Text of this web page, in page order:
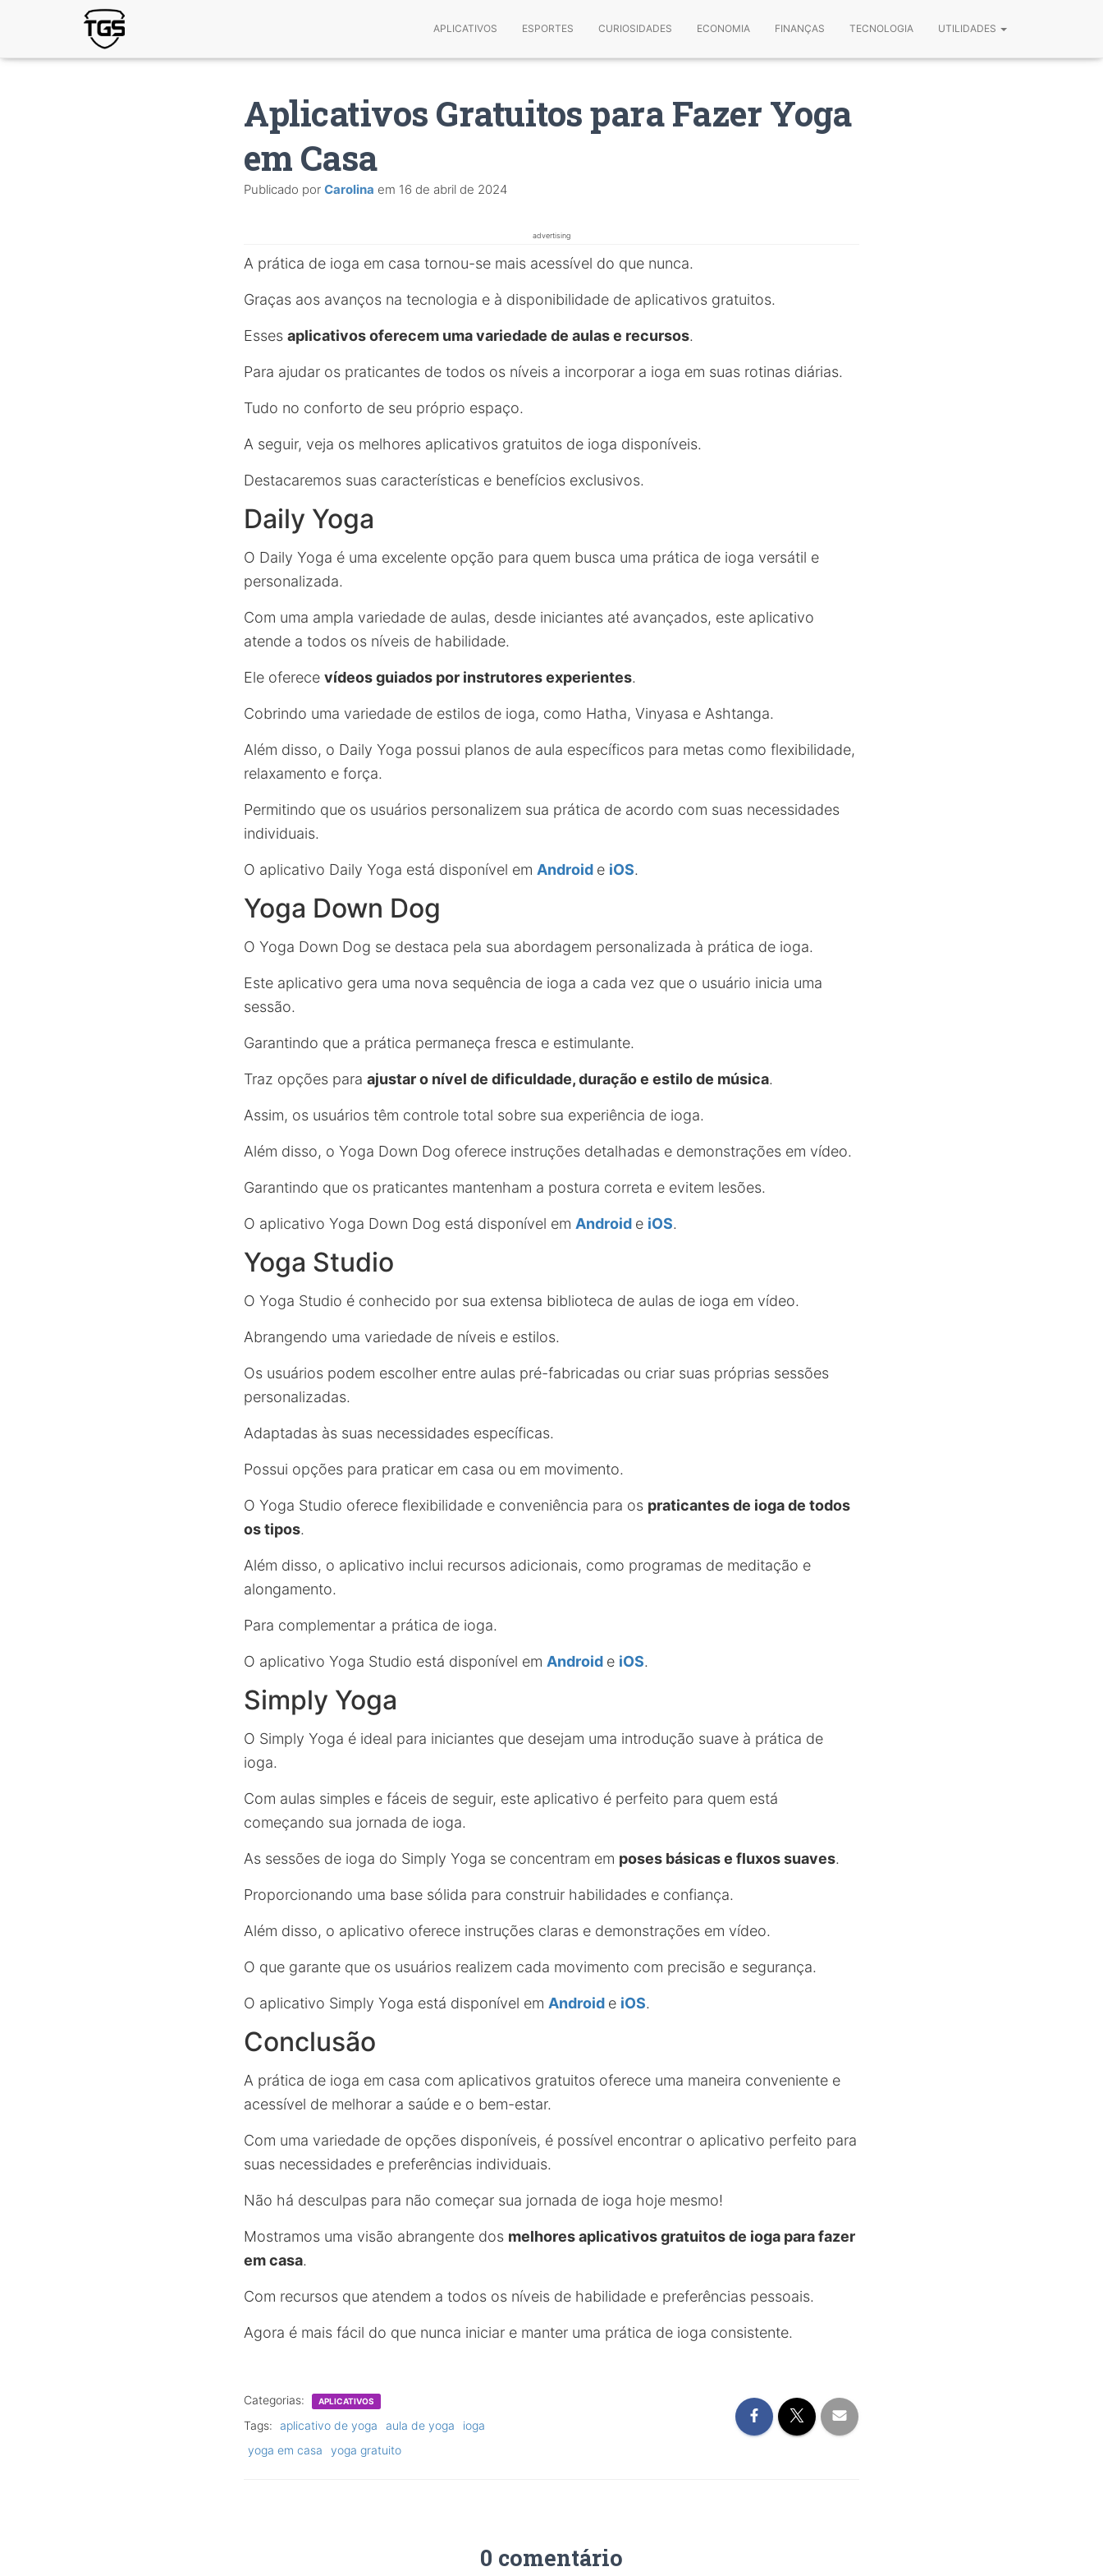
APLICATIVOS ESPORTES CURIOSIDADES ECONOMIA FINANÇAS TECNOLOGIA UTILIDADES
Aplicativos Gratuitos para Fazer Yoga
em Casa
Publicado por Carolina em 16 de abril de 2024
advertising
A prática de ioga em casa tornou-se mais acessível do que nunca.
Graças aos avanços na tecnologia e à disponibilidade de aplicativos gratuitos.
Esses aplicativos oferecem uma variedade de aulas e recursos.
Para ajudar os praticantes de todos os níveis a incorporar a ioga em suas rotinas diárias.
Tudo no conforto de seu próprio espaço.
A seguir, veja os melhores aplicativos gratuitos de ioga disponíveis.
Destacaremos suas características e benefícios exclusivos.
Daily Yoga
O Daily Yoga é uma excelente opção para quem busca uma prática de ioga versátil e
personalizada.
Com uma ampla variedade de aulas, desde iniciantes até avançados, este aplicativo
atende a todos os níveis de habilidade.
Ele oferece vídeos guiados por instrutores experientes.
Cobrindo uma variedade de estilos de ioga, como Hatha, Vinyasa e Ashtanga.
Além disso, o Daily Yoga possui planos de aula específicos para metas como flexibilidade,
relaxamento e força.
Permitindo que os usuários personalizem sua prática de acordo com suas necessidades
individuais.
O aplicativo Daily Yoga está disponível em Android e iOS.
Yoga Down Dog
O Yoga Down Dog se destaca pela sua abordagem personalizada à prática de ioga.
Este aplicativo gera uma nova sequência de ioga a cada vez que o usuário inicia uma
sessão.
Garantindo que a prática permaneça fresca e estimulante.
Traz opções para ajustar o nível de dificuldade, duração e estilo de música.
Assim, os usuários têm controle total sobre sua experiência de ioga.
Além disso, o Yoga Down Dog oferece instruções detalhadas e demonstrações em vídeo.
Garantindo que os praticantes mantenham a postura correta e evitem lesões.
O aplicativo Yoga Down Dog está disponível em Android e iOS.
Yoga Studio
O Yoga Studio é conhecido por sua extensa biblioteca de aulas de ioga em vídeo.
Abrangendo uma variedade de níveis e estilos.
Os usuários podem escolher entre aulas pré-fabricadas ou criar suas próprias sessões
personalizadas.
Adaptadas às suas necessidades específicas.
Possui opções para praticar em casa ou em movimento.
O Yoga Studio oferece flexibilidade e conveniência para os praticantes de ioga de todos
os tipos.
Além disso, o aplicativo inclui recursos adicionais, como programas de meditação e
alongamento.
Para complementar a prática de ioga.
O aplicativo Yoga Studio está disponível em Android e iOS.
Simply Yoga
O Simply Yoga é ideal para iniciantes que desejam uma introdução suave à prática de
ioga.
Com aulas simples e fáceis de seguir, este aplicativo é perfeito para quem está
começando sua jornada de ioga.
As sessões de ioga do Simply Yoga se concentram em poses básicas e fluxos suaves.
Proporcionando uma base sólida para construir habilidades e confiança.
Além disso, o aplicativo oferece instruções claras e demonstrações em vídeo.
O que garante que os usuários realizem cada movimento com precisão e segurança.
O aplicativo Simply Yoga está disponível em Android e iOS.
Conclusão
A prática de ioga em casa com aplicativos gratuitos oferece uma maneira conveniente e
acessível de melhorar a saúde e o bem-estar.
Com uma variedade de opções disponíveis, é possível encontrar o aplicativo perfeito para
suas necessidades e preferências individuais.
Não há desculpas para não começar sua jornada de ioga hoje mesmo!
Mostramos uma visão abrangente dos melhores aplicativos gratuitos de ioga para fazer
em casa.
Com recursos que atendem a todos os níveis de habilidade e preferências pessoais.
Agora é mais fácil do que nunca iniciar e manter uma prática de ioga consistente.
Categorias: APLICATIVOS
Tags: aplicativo de yoga aula de yoga
ioga
yoga em casa
yoga gratuito
0 comentário